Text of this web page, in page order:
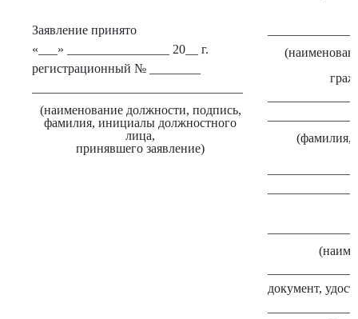
Заявление принято
«___» ________________ 20__ г.
регистрационный № ________
(наименование должности, подпись,
фамилия, инициалы должностного
лица,
принявшего заявление)
(фамилия,
документ,